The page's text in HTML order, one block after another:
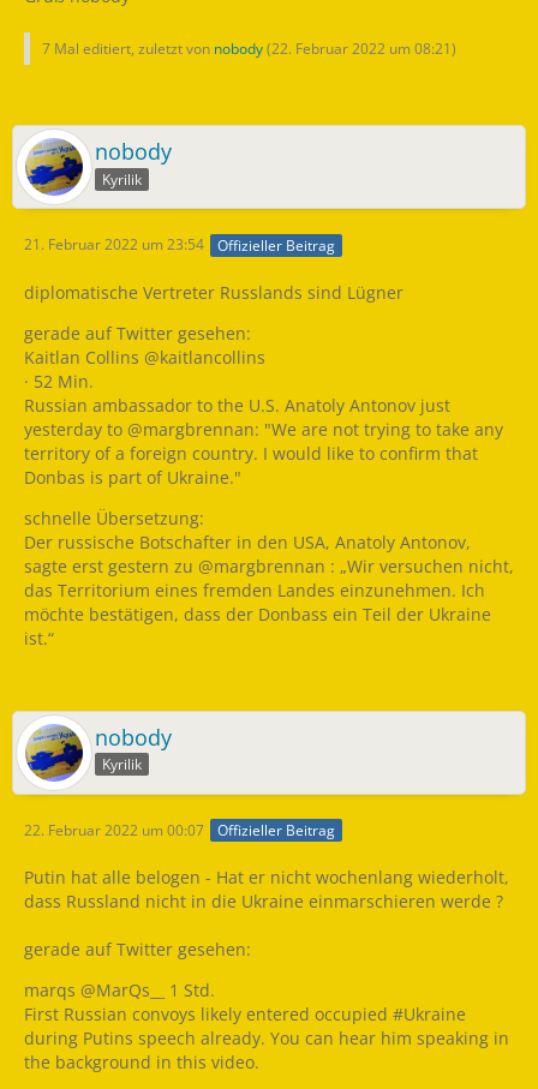
7 Mal editiert, zuletzt von nobody(22. Februar 2022 um 08:21)
nobody
Kyrilik
21. Februar 2022 um 23:54 Offizieller Beitrag
diplomatische Vertreter Russlands sind Lügner
gerade auf Twitter gesehen:
Kaitlan Collins @kaitlancollins
· 52 Min.
Russian ambassador to the U.S. Anatoly Antonov just
yesterday to @margbrennan: "We are not trying to take any
territory of a foreign country. I would like to confirm that
Donbas is part of Ukraine."
schnelle Übersetzung:
Der russische Botschafter in den USA, Anatoly Antonov,
sagte erst gestern zu @margbrennan : „Wir versuchen nicht,
das Territorium eines fremden Landes einzunehmen. Ich
möchte bestätigen, dass der Donbass ein Teil der Ukraine
ist.“
nobody
Kyrilik
22. Februar 2022 um 00:07 Offizieller Beitrag
Putin hat alle belogen - Hat er nicht wochenlang wiederholt,
dass Russland nicht in die Ukraine einmarschieren werde ?
gerade auf Twitter gesehen:
marqs @MarQs__ 1 Std.
First Russian convoys likely entered occupied #Ukraine
during Putins speech already. You can hear him speaking in
the background in this video.